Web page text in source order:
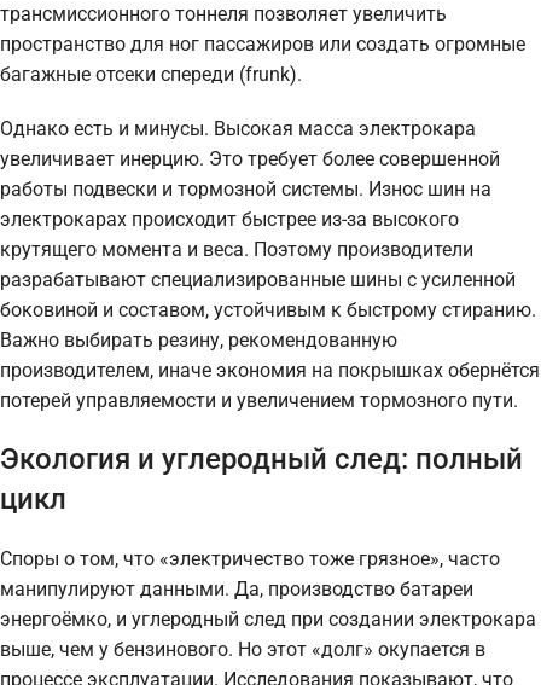
трансмиссионного тоннеля позволяет увеличить
пространство для ног пассажиров или создать огромные
багажные отсеки спереди (frunk).
Однако есть и минусы. Высокая масса электрокара
увеличивает инерцию. Это требует более совершенной
работы подвески и тормозной системы. Износ шин на
электрокарах происходит быстрее из-за высокого
крутящего момента и веса. Поэтому производители
разрабатывают специализированные шины с усиленной
боковиной и составом, устойчивым к быстрому стиранию.
Важно выбирать резину, рекомендованную
производителем, иначе экономия на покрышках обернётся
потерей управляемости и увеличением тормозного пути.
Экология и углеродный след: полный
цикл
Споры о том, что «электричество тоже грязное», часто
манипулируют данными. Да, производство батареи
энергоёмко, и углеродный след при создании электрокара
выше, чем у бензинового. Но этот «долг» окупается в
процессе эксплуатации. Исследования показывают, что